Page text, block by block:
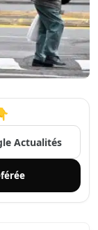
Actualités